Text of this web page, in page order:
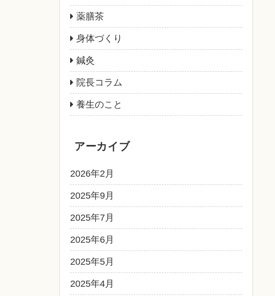
薬膳茶
身体づくり
鍼灸
院長コラム
養生のこと
アーカイブ
2026年2月
2025年9月
2025年7月
2025年6月
2025年5月
2025年4月